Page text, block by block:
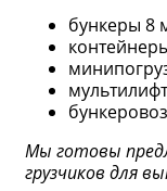
бункеры 8
Мы готовы
грузчиков для